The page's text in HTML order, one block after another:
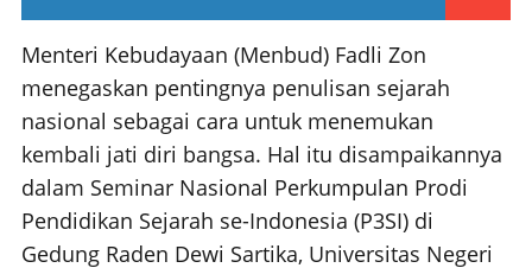
Menteri Kebudayaan (Menbud) Fadli Zon
menegaskan pentingnya penulisan sejarah
nasional sebagai cara untuk menemukan
kembali jati diri bangsa. Hal itu disampaikannya
dalam Seminar Nasional Perkumpulan Prodi
Pendidikan Sejarah se-Indonesia (P3SI) di
Gedung Raden Dewi Sartika, Universitas Negeri